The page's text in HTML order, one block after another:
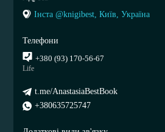
Інста @knigibest, Київ, Україна
+380 (93) 170-56-67
Life
t.me/AnastasiaBestBook
+380635725747